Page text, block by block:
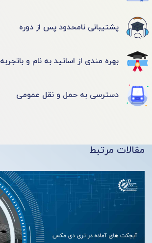
پشتیبانی نامحدود پس از دوره
بهره مندی از اساتید به نام و باتجربه
دسترسی به حمل و نقل عمومی
مقالات مرتبط